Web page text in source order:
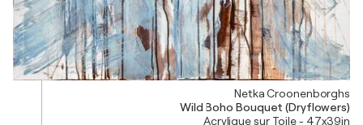
Netka Croonenborghs
Wild Boho Bouquet (Dryflowers)
Acrylique sur Toile - 47x39in